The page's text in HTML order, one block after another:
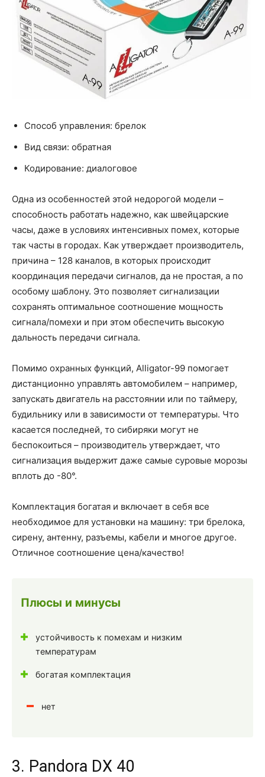
Способ управления: брелок
Вид связи: обратная
Кодирование: диалоговое
Одна из особенностей этой недорогой модели –
способность работать надежно, как швейцарские
часы, даже в условиях интенсивных помех, которые
так часты в городах. Как утверждает производитель,
причина – 128 каналов, в которых происходит
координация передачи сигналов, да не простая, а по
особому шаблону. Это позволяет сигнализации
сохранять оптимальное соотношение мощность
сигнала/помехи и при этом обеспечить высокую
дальность передачи сигнала.
Помимо охранных функций, Alligator-99 помогает
дистанционно управлять автомобилем – например,
запускать двигатель на расстоянии или по таймеру,
будильнику или в зависимости от температуры. Что
касается последней, то сибиряки могут не
беспокоиться – производитель утверждает, что
сигнализация выдержит даже самые суровые морозы
вплоть до -80°.
Комплектация богатая и включает в себя все
необходимое для установки на машину: три брелока,
сирену, антенну, разъемы, кабели и многое другое.
Отличное соотношение цена/качество!
Плюсы и минусы
устойчивость к помехам и низким
температурам
богатая комплектация
нет
3. Pandora DX 40